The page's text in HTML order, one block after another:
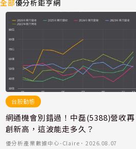
全部優分析鉅亨網
台股動態
網通機會別錯過！中磊(5388)營收再
創新高，這波能走多久？
優分析產業數據中心-Claire ． 2026.08.07